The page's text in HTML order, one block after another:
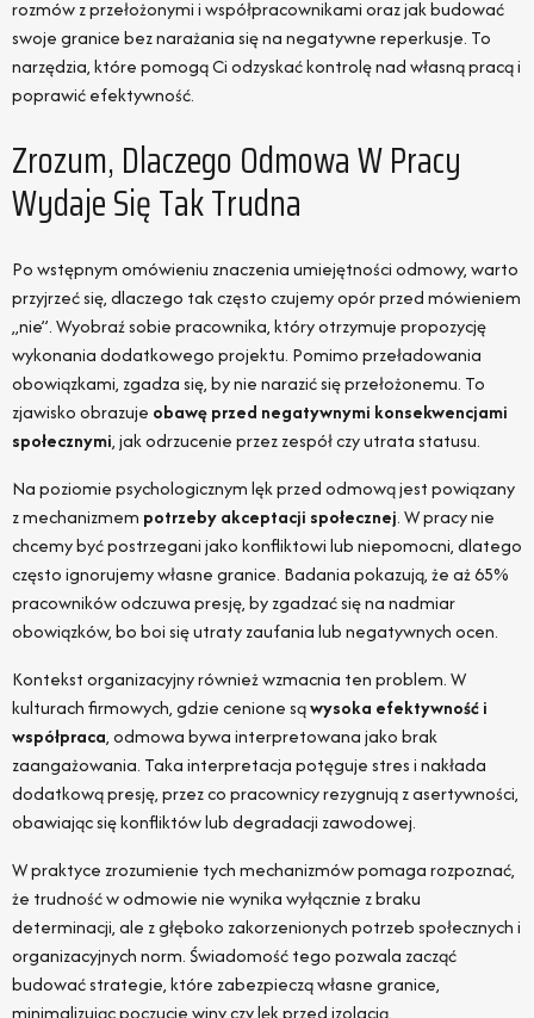
rozmów z przełożonymi i współpracownikami oraz jak budować
swoje granice bez narażania się na negatywne reperkusje. To
narzędzia, które pomogą Ci odzyskać kontrolę nad własną pracą i
poprawić efektywność.
Zrozum, Dlaczego Odmowa W Pracy
Wydaje Się Tak Trudna
Po wstępnym omówieniu znaczenia umiejętności odmowy, warto
przyjrzeć się, dlaczego tak często czujemy opór przed mówieniem
„nie”. Wyobraź sobie pracownika, który otrzymuje propozycję
wykonania dodatkowego projektu. Pomimo przeładowania
obowiązkami, zgadza się, by nie narazić się przełożonemu. To
zjawisko obrazuje obawę przed negatywnymi konsekwencjami
społecznymi, jak odrzucenie przez zespół czy utrata statusu.
Na poziomie psychologicznym lęk przed odmową jest powiązany
z mechanizmem potrzeby akceptacji społecznej. W pracy nie
chcemy być postrzegani jako konfliktowi lub niepomocni, dlatego
często ignorujemy własne granice. Badania pokazują, że aż 65%
pracowników odczuwa presję, by zgadzać się na nadmiar
obowiązków, bo boi się utraty zaufania lub negatywnych ocen.
Kontekst organizacyjny również wzmacnia ten problem. W
kulturach firmowych, gdzie cenione sąwysoka efektywność i
współpraca, odmowa bywa interpretowana jako brak
zaangażowania. Taka interpretacja potęguje stres i nakłada
dodatkową presję, przez co pracownicy rezygnują z asertywności,
obawiając się konfliktów lub degradacji zawodowej.
W praktyce zrozumienie tych mechanizmów pomaga rozpoznać,
że trudność w odmowie nie wynika wyłącznie z braku
determinacji, ale z głęboko zakorzenionych potrzeb społecznych i
organizacyjnych norm. Świadomość tego pozwala zacząć
budować strategie, które zabezpieczą własne granice,
minimalizując poczucie winy czy lęk przed izolacją.